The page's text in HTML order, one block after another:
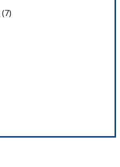
(7)